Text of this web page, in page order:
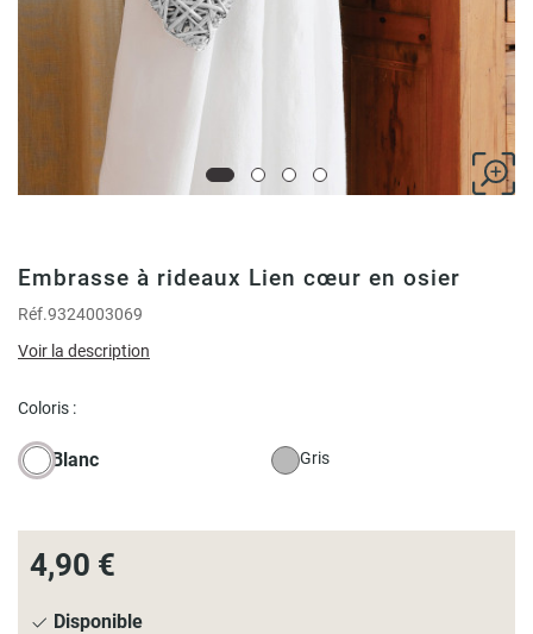
Embrasse à rideaux Lien cœur en osier
Réf.9324003069
Voir la description
Coloris :
Blanc Gris
4,90 €
Disponible